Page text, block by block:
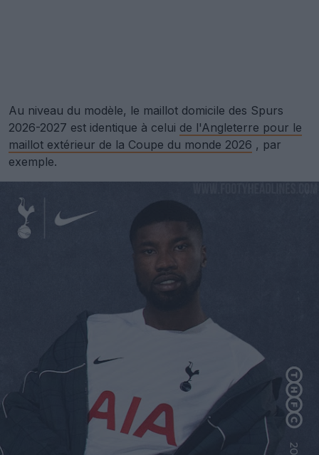
Au niveau du modèle, le maillot domicile des Spurs
2026-2027 est identique à celui de l'Angleterre pour le
maillot extérieur de la Coupe du monde 2026 , par
exemple.